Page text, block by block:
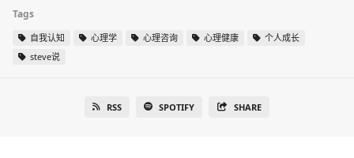
Tags
自我认知 心理学 心理咨询 心理健康
个人成长
steve说
RSS SPOTIFY SHARE